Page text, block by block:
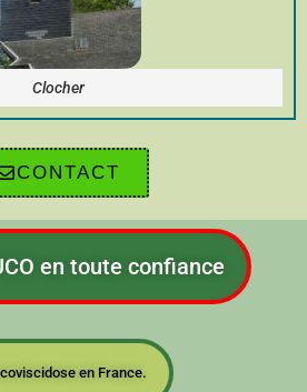
Clocher
CONTACT
en toute confiance
en France.